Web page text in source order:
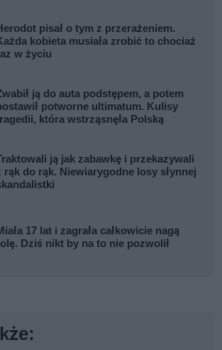
pisał o tym z przerażeniem.
kobieta musiała zrobić to chociaż
w życiu
ją do auta podstępem, a potem
potworne ultimatum. Kulisy
która wstrząsnęła Polską
ją jak zabawkę i przekazywali
rąk do rąk. Niewiarygodne losy słynnej
17 lat i zagrała całkowicie nagą
Dziś nikt by na to nie pozwolił